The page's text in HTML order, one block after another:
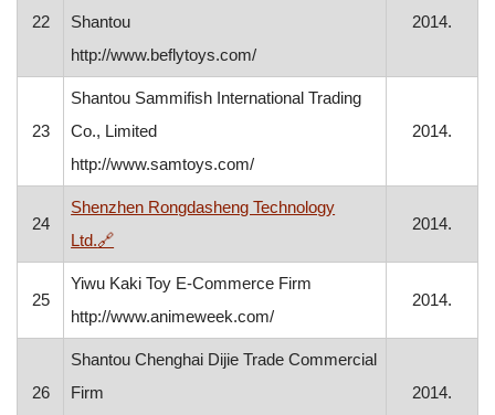
22
Shantou
http://www.beflytoys.com/
2014.
23
Shantou Sammifish International Trading
Co., Limited
http://www.samtoys.com/
2014.
24
Shenzhen Rongdasheng Technology
Ltd.🔗, otvara se u novom prozoru
2014.
25
Yiwu Kaki Toy E-Commerce Firm
http://www.animeweek.com/
2014.
26
Shantou Chenghai Dijie Trade Commercial
Firm
2014.